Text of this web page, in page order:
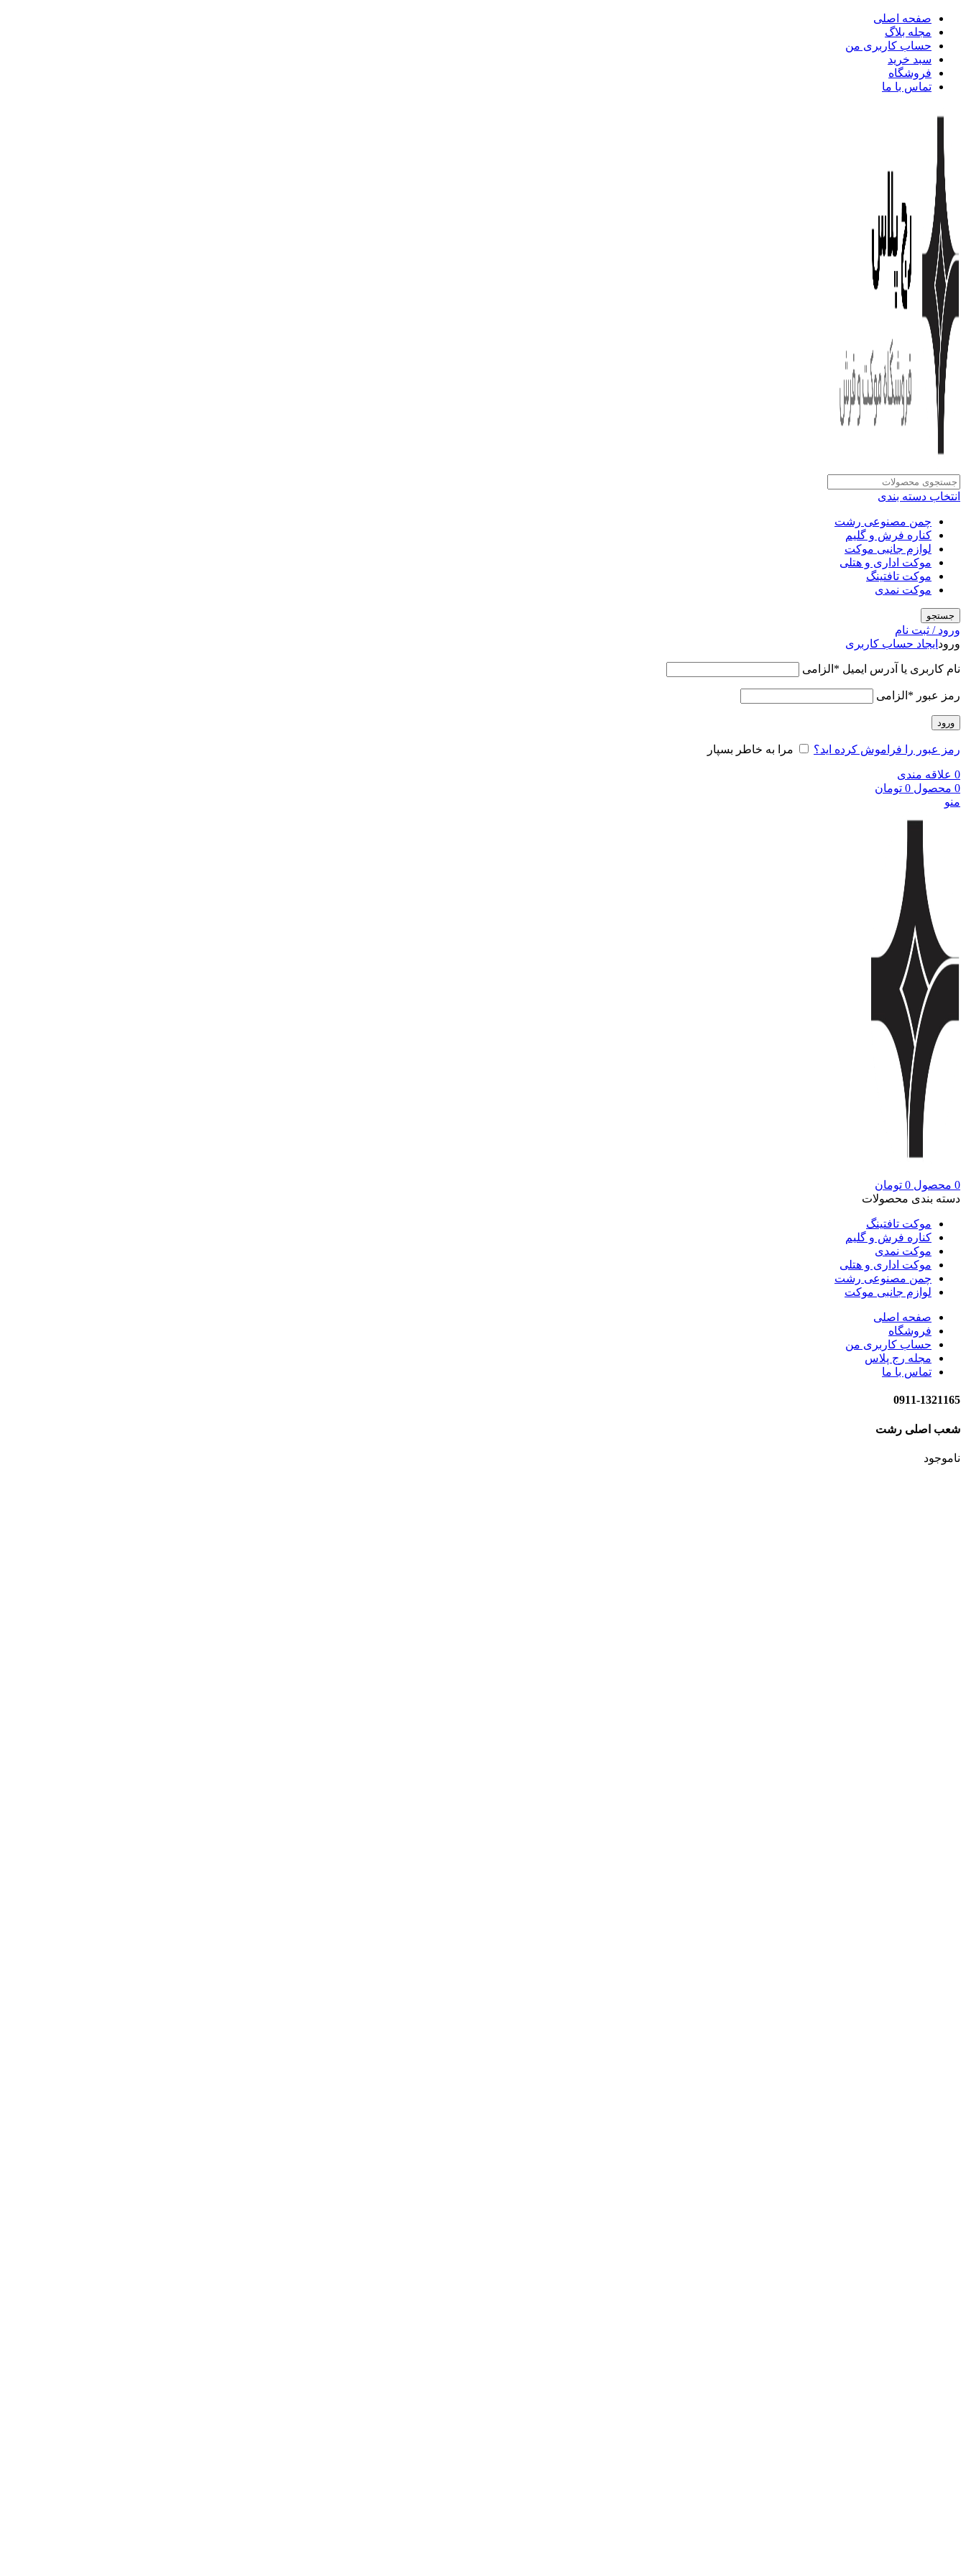
صفحه اصلی
مجله بلاگ
حساب کاربری من
سبد خرید
فروشگاه
تماس با ما
انتخاب دسته بندی
چمن مصنوعی رشت
کناره فرش و گلیم
لوازم جانبی موکت
موکت اداری و هتلی
موکت تافتینگ
موکت نمدی
جستجو
ورود / ثبت نام
ورود ایجاد حساب کاربری
نام کاربری یا آدرس ایمیل * الزامی
رمز عبور * الزامی
ورود
رمز عبور را فراموش کرده اید؟ مرا به خاطر بسپار
0 علاقه مندی
0 محصول 0 تومان
منو
0 محصول 0 تومان
دسته بندی محصولات
موکت تافتینگ
کناره فرش و گلیم
موکت نمدی
موکت اداری و هتلی
چمن مصنوعی رشت
لوازم جانبی موکت
صفحه اصلی
فروشگاه
حساب کاربری من
مجله رج پلاس
تماس با ما
0911-1321165
شعب اصلی رشت
ناموجود